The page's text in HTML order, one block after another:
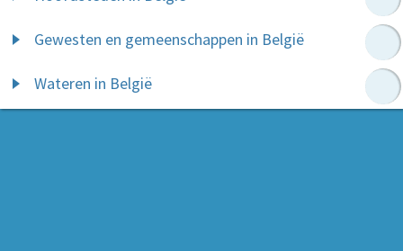
Gewesten en gemeenschappen in België
Wateren in België